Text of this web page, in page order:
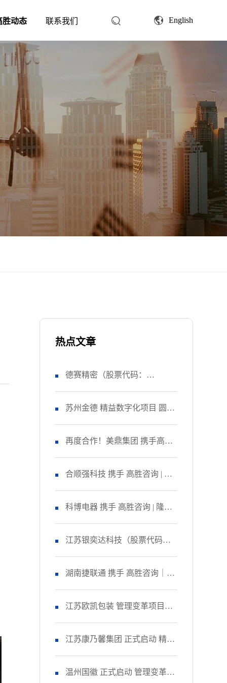
胜动态 联系我们 English
热点文章
德赛精密（股票代码：
SZ000049） 正式启动 管理升级
&精益注塑项目！
苏州金德 精益数字化项目 圆满
收官
再度合作！美鼎集团 携手高胜
咨询 启动管理变革项目
合顺强科技 携手 高胜咨询 | 隆
重召开 精益生产项目誓师大
会！
科博电器 携手 高胜咨询 | 隆重
召开 品质管理提升项目启动大
会！
江苏银奕达科技（股票代码：
836235） 携手 高胜咨询｜正式
启动 管理变革项目
湖南捷联通 携手 高胜咨询｜正
式启动 精益生产项目！
江苏欧凯包装 管理变革项目人
资改善模块 圆满收官！
江苏康乃馨集团 正式启动 精益
生产项目二期！
温州国徽 正式启动 管理变革&